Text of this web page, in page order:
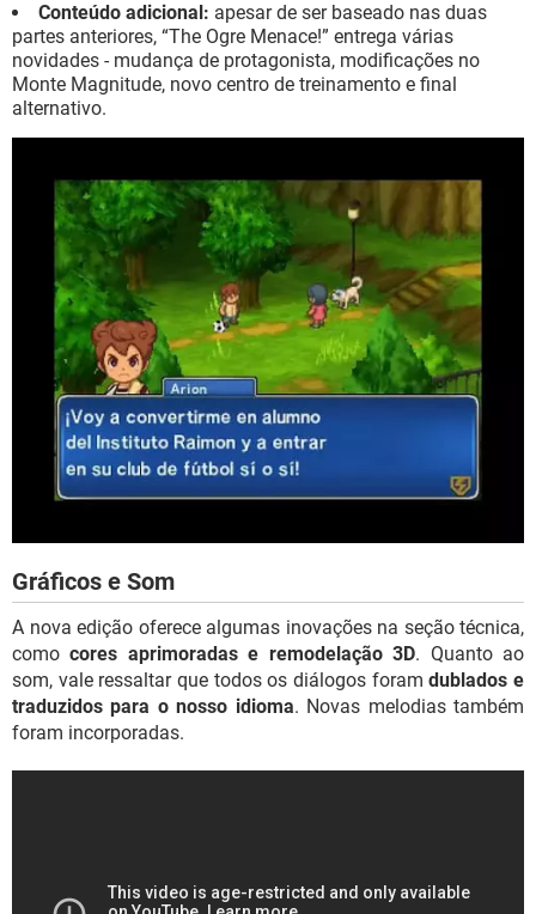
Conteúdo adicional: apesar de ser baseado nas duas
partes anteriores, “The Ogre Menace!” entrega várias
novidades - mudança de protagonista, modificações no
Monte Magnitude, novo centro de treinamento e final
alternativo.
Gráficos e Som
A nova edição oferece algumas inovações na seção técnica,
comocores aprimoradas e remodelação 3D. Quanto ao
som, vale ressaltar que todos os diálogos foramdublados e
traduzidos para o nosso idioma. Novas melodias também
foram incorporadas.